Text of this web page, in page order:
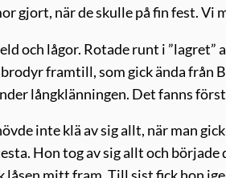
gjort, när de skulle på fin fest. Vi
och lågor. Rotade runt i
framtill, som gick ända från
långklänningen. Det fanns
inte klä av sig allt, när man
Hon tog av sig allt och började